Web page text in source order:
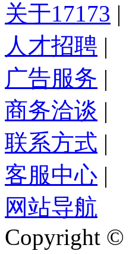
关于17173 |
人才招聘 |
广告服务 |
商务洽谈 |
联系方式 |
客服中心 |
网站导航
Copyright ©